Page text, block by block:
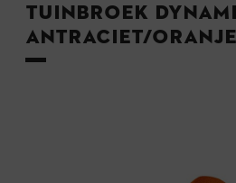
Tuinbroek
antraciet/oranje